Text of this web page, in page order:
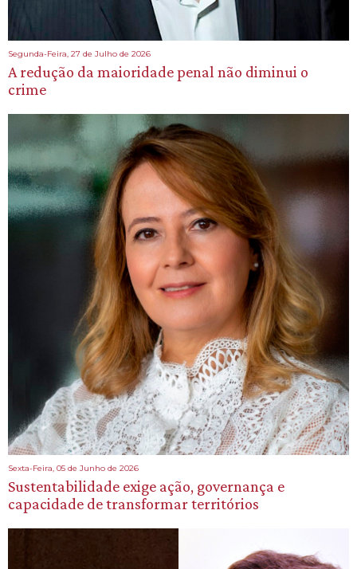
Segunda-Feira, 27 de Julho de 2026
A redução da maioridade penal não diminui o
crime
Sexta-Feira, 05 de Junho de 2026
Sustentabilidade exige ação, governança e
capacidade de transformar territórios